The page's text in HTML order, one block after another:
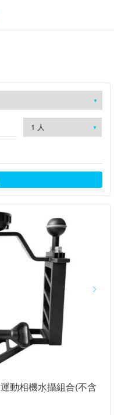
動相機水攝組合(不含